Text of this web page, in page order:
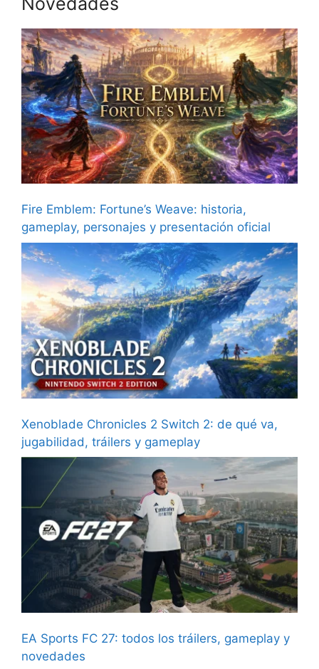
Fire Emblem: Fortune’s Weave: historia,
gameplay, personajes y presentación oficial
Xenoblade Chronicles 2 Switch 2: de qué va,
jugabilidad, tráilers y gameplay
EA Sports FC 27: todos los tráilers, gameplay y
novedades